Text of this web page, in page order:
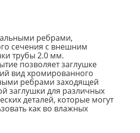
ребрами,
сечения с внешним
трубы 2.0 мм.
позволяет заглушке
вид хромированного
ребрами заходящей
заглушки для различных
деталей, которые могут
как во влажных